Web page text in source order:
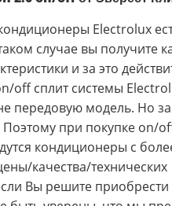
Electrolux
случае вы получите
и за это
off сплит системы
передовую модель. Но
при покупке on/
кондиционеры с
качества/технических
Вы решите